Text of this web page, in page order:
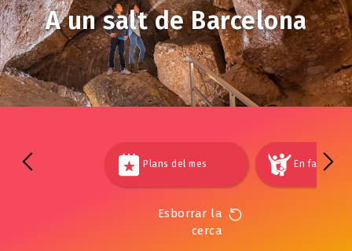
A un salt de Barcelona
Plans del mes En família
Esborrar la
cerca